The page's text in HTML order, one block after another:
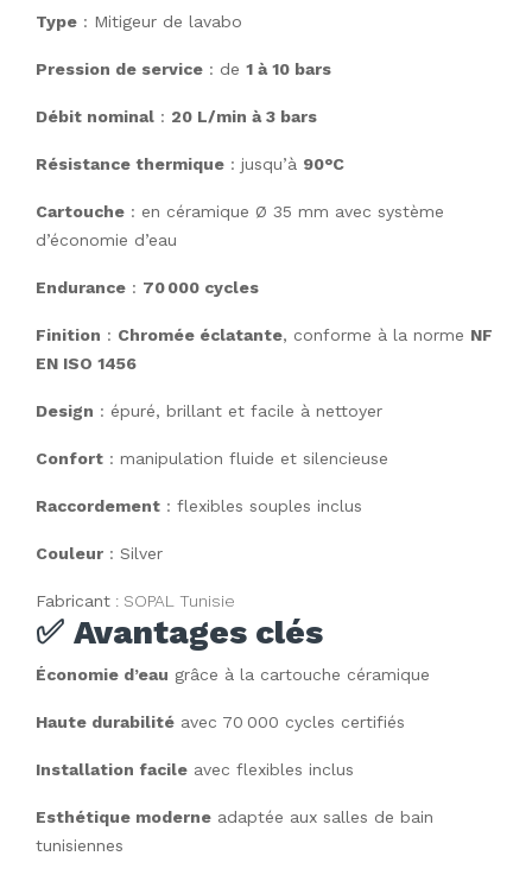
Type : Mitigeur de lavabo
Pression de service : de 1 à 10 bars
Débit nominal : 20 L/min à 3 bars
Résistance thermique : jusqu’à 90°C
Cartouche : en céramique Ø 35 mm avec système
d’économie d’eau
Endurance : 70 000 cycles
Finition : Chromée éclatante, conforme à la norme NF
EN ISO 1456
Design : épuré, brillant et facile à nettoyer
Confort : manipulation fluide et silencieuse
Raccordement : flexibles souples inclus
Couleur : Silver
Fabricant : SOPAL Tunisie
✅ Avantages clés
Économie d’eau grâce à la cartouche céramique
Haute durabilité avec 70 000 cycles certifiés
Installation facile avec flexibles inclus
Esthétique moderne adaptée aux salles de bain
tunisiennes